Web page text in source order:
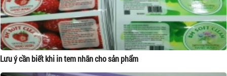
Lưu ý cần biết khi in tem nhãn cho sản phẩm